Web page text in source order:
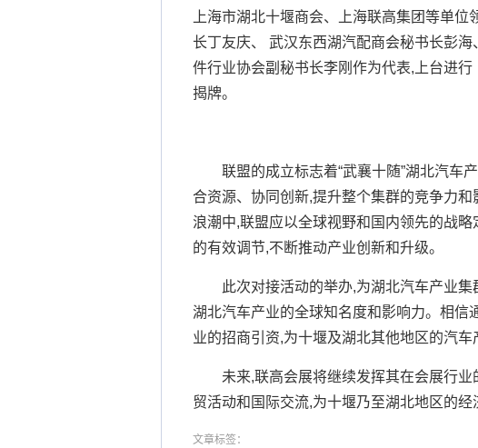
上海市湖北十堰商会、上海联高集团等单
长丁友庆、 武汉东西湖汽配商会秘书长彭
件行业协会副秘书长李刚作为代表,上台进行
揭牌。
联盟的成立标志着“武襄十随”湖北汽车
合资源、协同创新,提升整个集群的竞争力
浪潮中,联盟应以全球视野和国内领先的战
的有效调节,不断推动产业创新和升级。
此次对接活动的举办,为湖北汽车产业
湖北汽车产业的全球知名度和影响力。相信
业的招商引资,为十堰及湖北其他地区的汽车
未来,联高会展将继续发挥其在会展行
贸活动和国际交流,为十堰乃至湖北地区的经
文章标签：